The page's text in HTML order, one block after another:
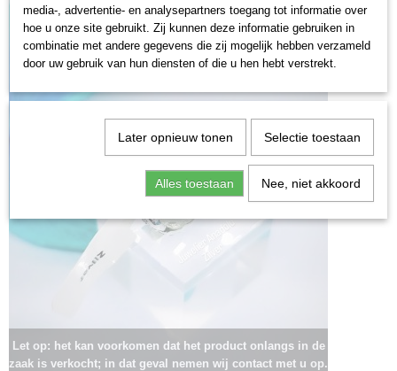
Let op: het kan voorkomen dat het product onlangs in de
zaak is verkocht; in dat geval nemen wij contact met u op.
media-, advertentie- en analysepartners toegang tot informatie over
hoe u onze site gebruikt. Zij kunnen deze informatie gebruiken in
combinatie met andere gegevens die zij mogelijk hebben verzameld
door uw gebruik van hun diensten of die u hen hebt verstrekt.
Later opnieuw tonen Selectie toestaan
Alles toestaan Nee, niet akkoord